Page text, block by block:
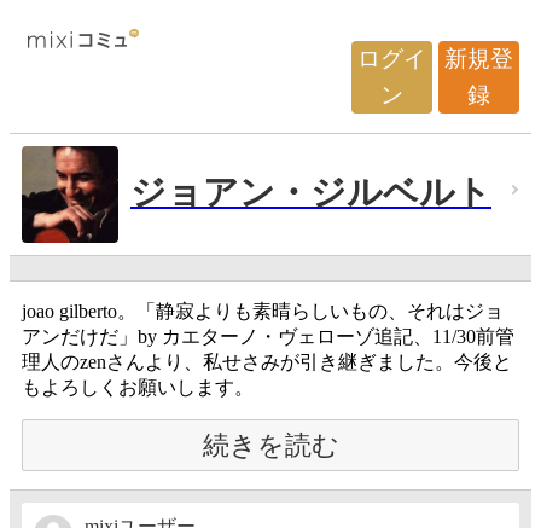
ログイ
ン
新規登
録
ジョアン・ジルベルト
joao gilberto。「静寂よりも素晴らしいもの、それはジョ
アンだけだ」by カエターノ・ヴェローゾ追記、11/30前管
理人のzenさんより、私せさみが引き継ぎました。今後と
もよろしくお願いします。
続きを読む